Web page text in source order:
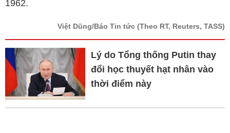
1962.
Việt Dũng/Báo Tin tức (Theo RT, Reuters, TASS)
Lý do Tổng thống Putin thay
đổi học thuyết hạt nhân vào
thời điểm này